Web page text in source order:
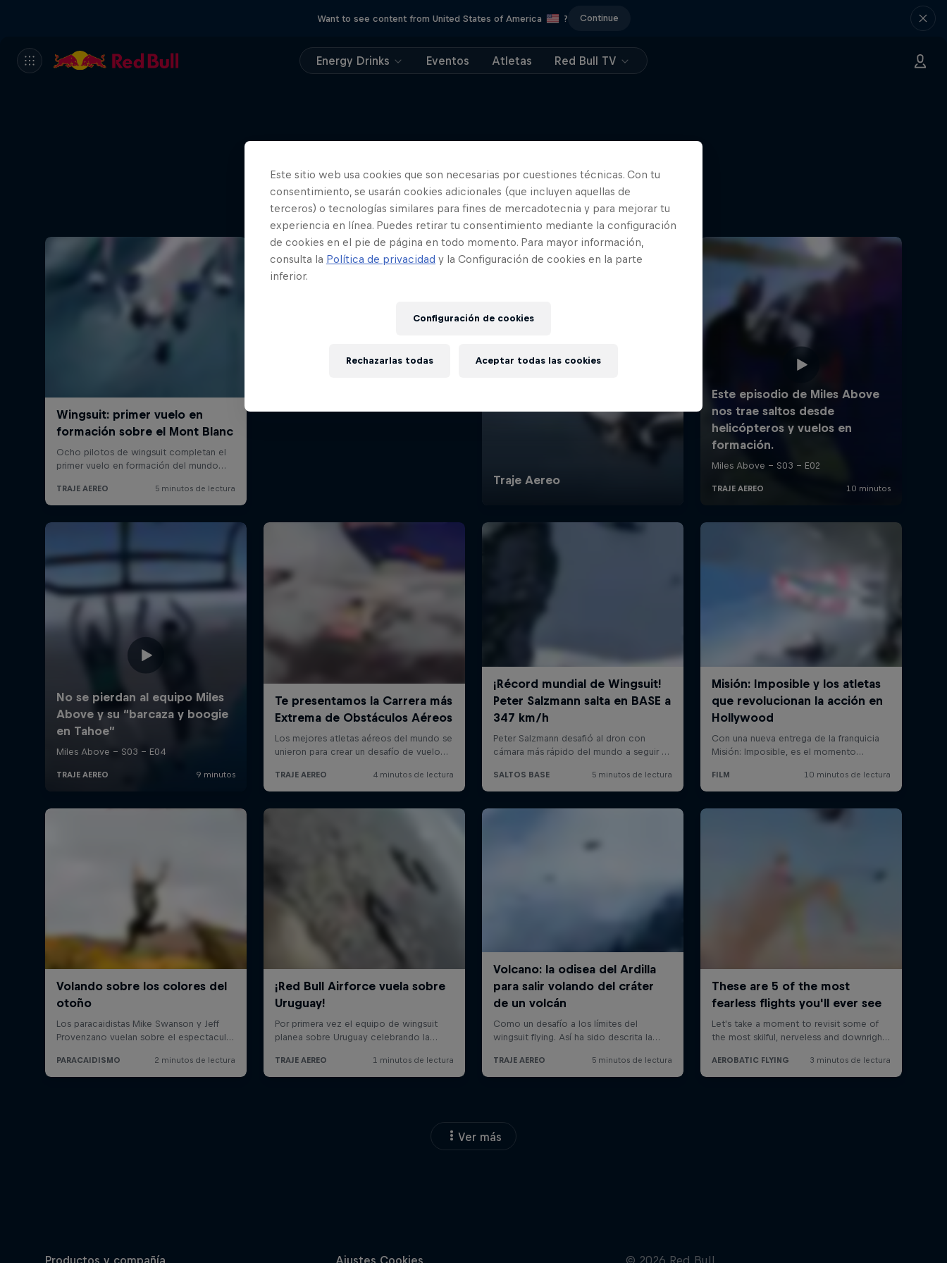
Want to see content from United States of America ? Continue
Energy Drinks Eventos Atletas Red Bull TV
Más contenidos similares
Bang on Time
Película de wingsuit y esquí de Marco
Waltenspiel y Nico Porteous
ESQUÍ
Ver más
Este sitio web usa cookies que son necesarias por cuestiones técnicas. Con tu
consentimiento, se usarán cookies adicionales (que incluyen aquellas de
terceros) o tecnologías similares para fines de mercadotecnia y para mejorar tu
experiencia en línea. Puedes retirar tu consentimiento mediante la configuración
de cookies en el pie de página en todo momento. Para mayor información,
consulta la Política de privacidad y la Configuración de cookies en la parte
inferior.
Configuración de cookies
Rechazarlas todas Aceptar todas las cookies